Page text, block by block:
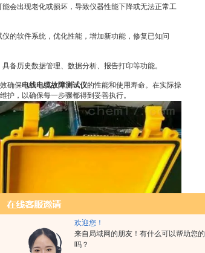
欢迎您！
来自局域网的朋友！有什么可以帮助您的
吗？
出现老化或损坏，导致仪器性能下降或无法正常工
软件系统，优化性能，增加新功能，修复已知问
历史数据管理、数据分析、报告打印等功能。
确保电线电缆故障测试仪的性能和使用寿命。在实际操
护，以确保每一步骤都得到妥善执行。